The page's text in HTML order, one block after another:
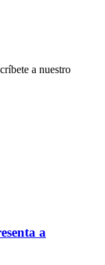
a nuestro
a